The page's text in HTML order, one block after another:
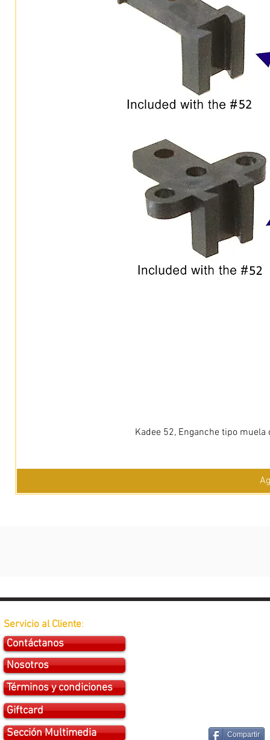
Kadee 52, Enganche tipo
Servicio al Cliente:
Contáctanos
Nosotros
Términos y condiciones
Giftcard
Sección Multimedia
Compartir